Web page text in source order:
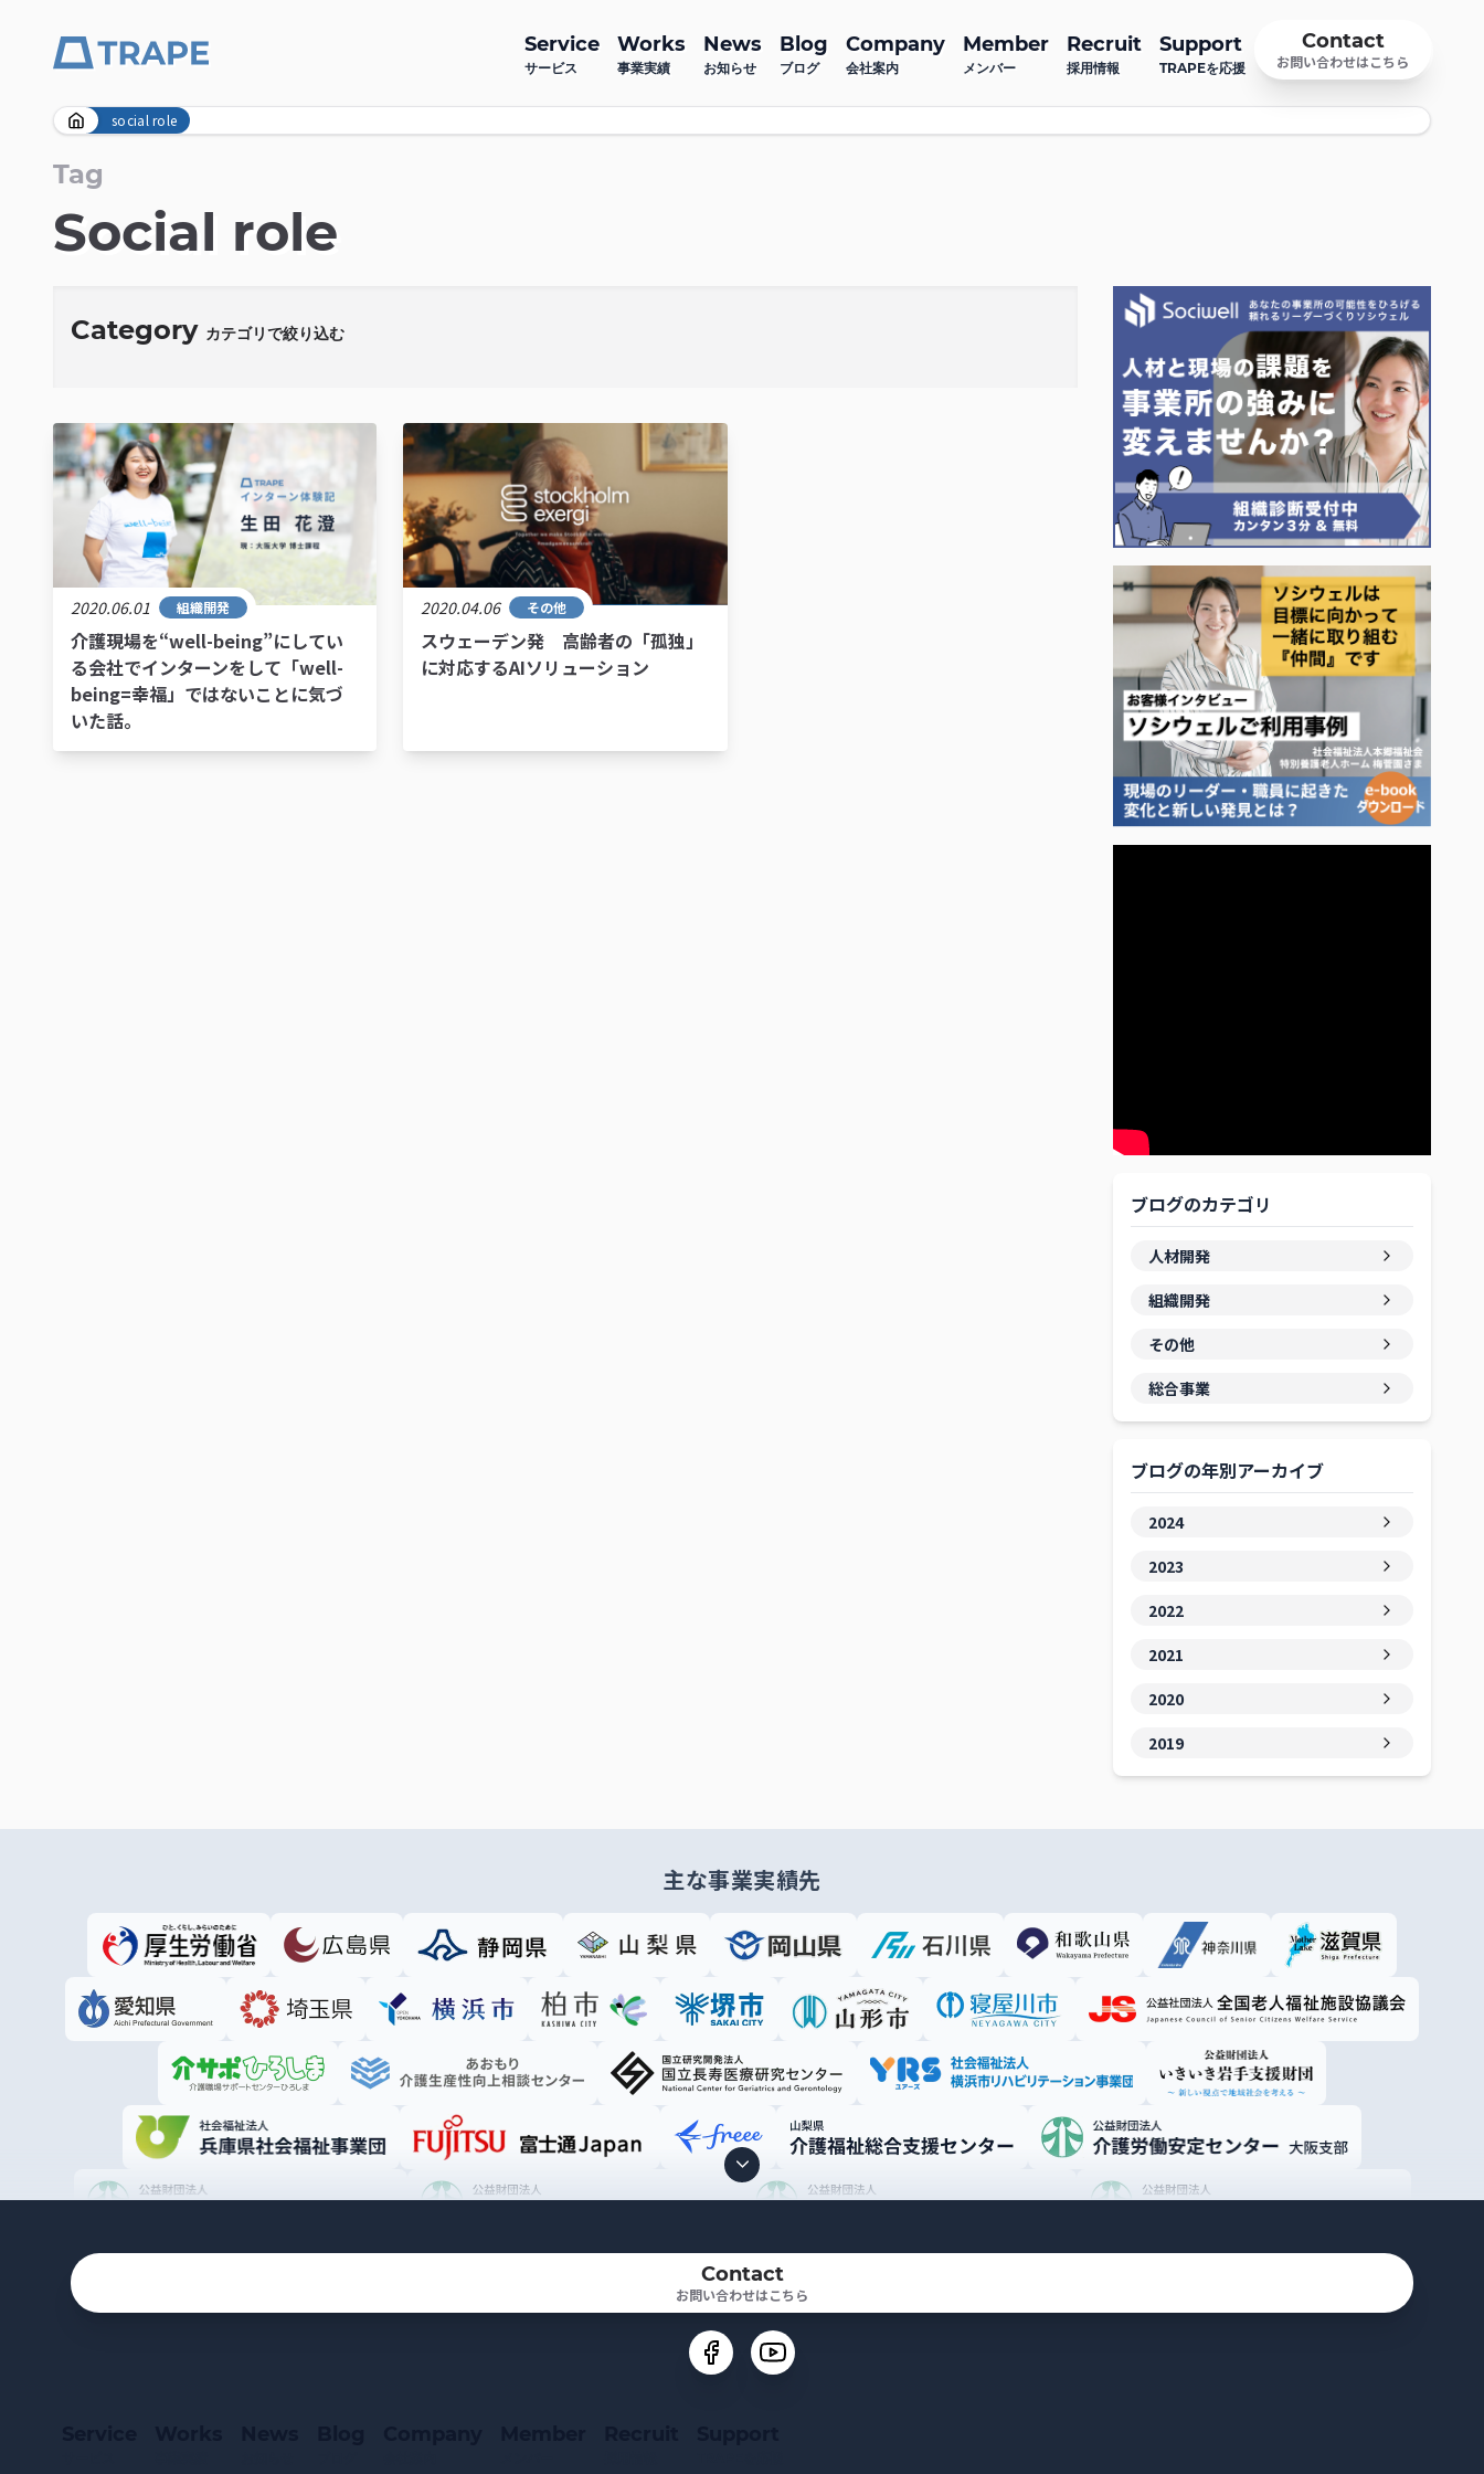
content
Service
サービス
Works
事業実績
News
お知らせ
Blog
ブログ
Company
会社案内
Member
メンバー
Recruit
採用情報
Support
TRAPEを応援
Contact
お問い合わせはこちら
social role
Tag
Social role
Category カテゴリで絞り込む
2020.06.01 組織開発
介護現場を“well-being”にしてい
る会社でインターンをして「well-
being=幸福」ではないことに気づ
いた話。
2020.04.06 その他
スウェーデン発 高齢者の「孤独」
に対応するAIソリューション
ブログのカテゴリ
人材開発
組織開発
その他
総合事業
ブログの年別アーカイブ
2024
2023
2022
2021
2020
2019
主な事業実績先
Contact
お問い合わせはこちら